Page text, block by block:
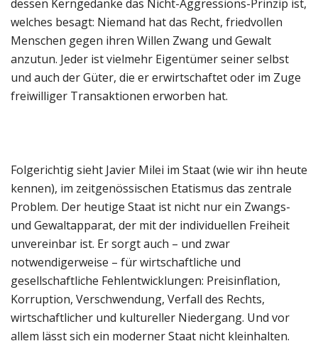
dessen Kerngedanke das Nicht-Aggressions-Prinzip ist,
welches besagt: Niemand hat das Recht, friedvollen
Menschen gegen ihren Willen Zwang und Gewalt
anzutun. Jeder ist vielmehr Eigentümer seiner selbst
und auch der Güter, die er erwirtschaftet oder im Zuge
freiwilliger Transaktionen erworben hat.
Folgerichtig sieht Javier Milei im Staat (wie wir ihn heute
kennen), im zeitgenössischen Etatismus das zentrale
Problem. Der heutige Staat ist nicht nur ein Zwangs-
und Gewaltapparat, der mit der individuellen Freiheit
unvereinbar ist. Er sorgt auch – und zwar
notwendigerweise – für wirtschaftliche und
gesellschaftliche Fehlentwicklungen: Preisinflation,
Korruption, Verschwendung, Verfall des Rechts,
wirtschaftlicher und kultureller Niedergang. Und vor
allem lässt sich ein moderner Staat nicht kleinhalten.